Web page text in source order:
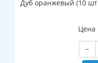
Дуб оранжевый (10
Цена
−